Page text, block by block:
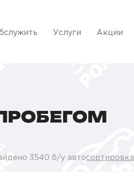
Услуги Акции
3540 б/у автосортировка